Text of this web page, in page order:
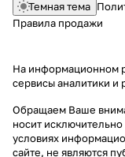
Темная тема
Правила продажи
На информационном
сервисы аналитики и
Обращаем Ваше
носит
условиях
сайте, не являются